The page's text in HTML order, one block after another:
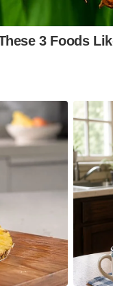
yang tidak
4WD jenis
mengalami